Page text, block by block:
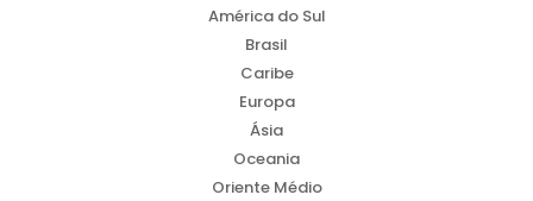
América do Sul
Brasil
Caribe
Europa
Ásia
Oceania
Oriente Médio